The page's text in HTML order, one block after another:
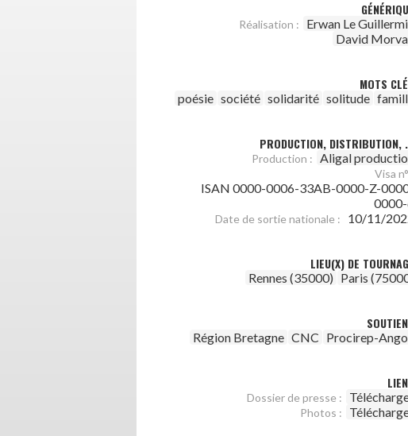
Réalisation :
Erwan Le
David
MOTS
poésie société solidarité solitude
PRODUCTION, DISTRIBUTION,
Production : Aligal
Visa
ISAN 0000-0006-33AB-0000-Z-
Date de sortie nationale : 10/11/
LIEU(X) DE
Rennes (35000) Paris
Région Bretagne CNC Procirep-
Dossier de presse :
Photos :